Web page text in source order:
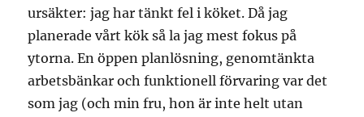
ursäkter: jag har tänkt fel i köket. Då jag
planerade vårt kök så la jag mest fokus på
ytorna. En öppen planlösning, genomtänkta
arbetsbänkar och funktionell förvaring var det
som jag (och min fru, hon är inte helt utan